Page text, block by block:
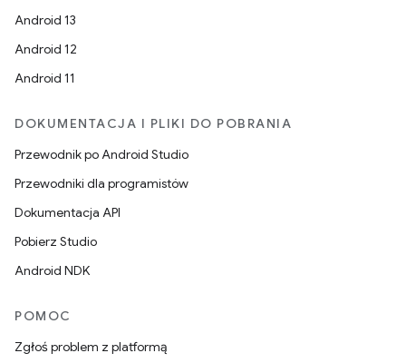
Android 13
Android 12
Android 11
DOKUMENTACJA I PLIKI DO POBRANIA
Przewodnik po Android Studio
Przewodniki dla programistów
Dokumentacja API
Pobierz Studio
Android NDK
POMOC
Zgłoś problem z platformą